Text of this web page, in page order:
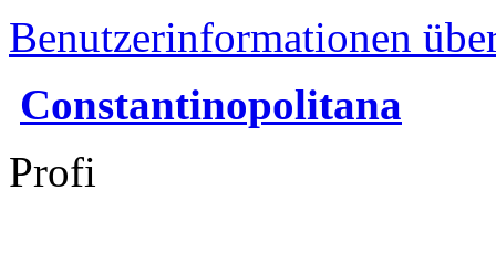
Benutzerinformationen
Constantinopolitana
Profi